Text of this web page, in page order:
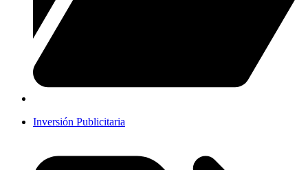
Inversión Publicitaria